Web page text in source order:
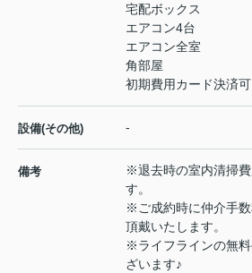
宅配ボックス
エアコン4台
エアコン全室
角部屋
初期費用カード決済可
設備(その他) -
備考
※退去時の室内清掃
す。
※ご成約時に仲介手
頂戴いたします。
※ライフラインの無
ざいます♪